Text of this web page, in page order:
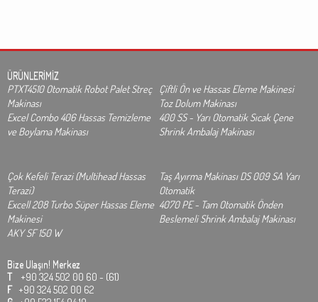
ÜRÜNLERİMİZ
PTXT4510 Otomatik Robot Palet Streç
Makinası
Çiftli Ön ve Hassas Eleme Makinesi
Toz Dolum Makinası
Excel Combo 406 Hassas Temizleme
ve Boylama Makinası
400 SS - Yarı Otomatik Sıcak Çene
Shrink Ambalaj Makinası
Çok Kefeli Terazi (Multihead Hassas
Terazi)
Taş Ayırma Makinası DS 009 SA Yarı
Otomatik
Excell 208 Turbo Süper Hassas Eleme
Makinesi
4070 PE - Tam Otomatik Önden
Beslemeli Shrink Ambalaj Makinası
AKY SF 150 W
Bize Ulaşın! Merkez
T +90 324 502 00 60 - (61)
F +90 324 502 00 62